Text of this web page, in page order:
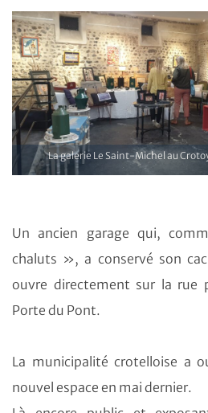
La galerie Le Saint-Michel au
Un ancien garage qui,
chaluts », a conservé son
ouvre directement sur la rue
Porte du Pont.
La municipalité crotelloise a
nouvel espace en mai dernier.